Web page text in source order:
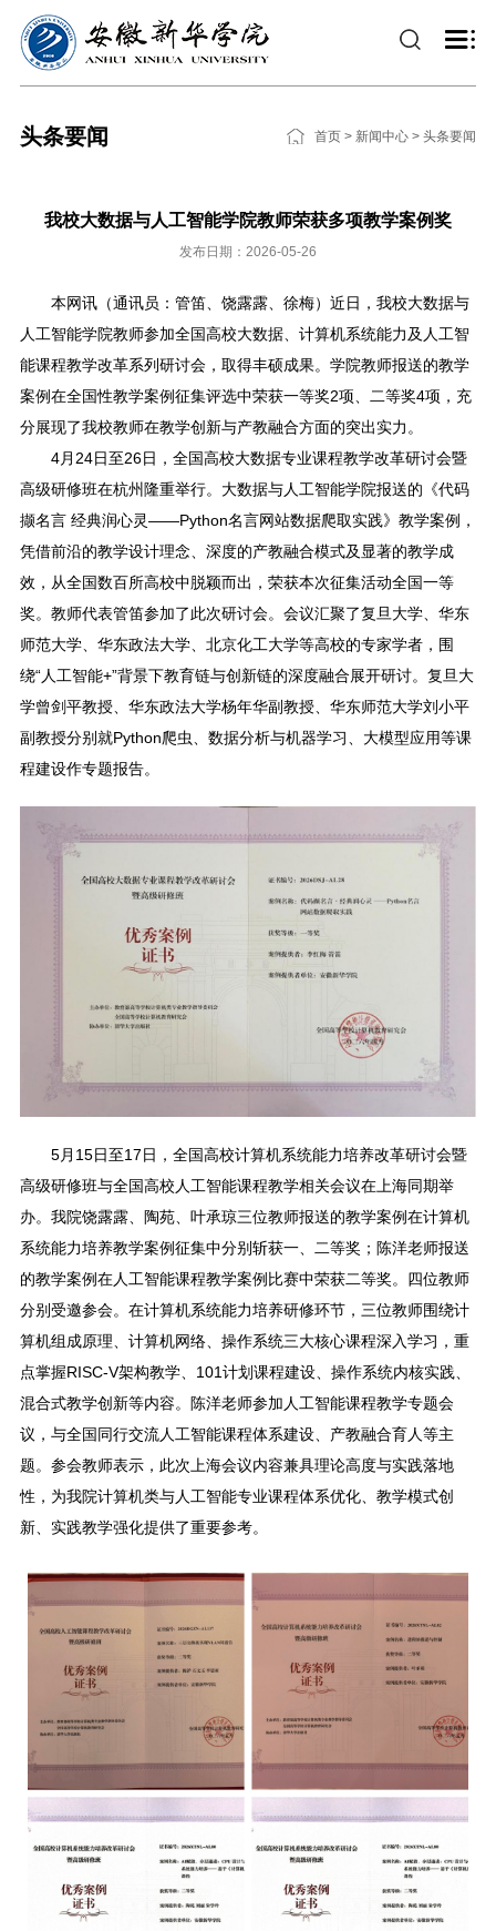
头条要闻 首页 > 新闻中心 >头条要闻
我校大数据与人工智能学院教师荣获多项教学案例奖
发布日期：2026-05-26
本网讯（通讯员：管笛、饶露露、徐梅）近日，我校大数据与
人工智能学院教师参加全国高校大数据、计算机系统能力及人工智
能课程教学改革系列研讨会，取得丰硕成果。学院教师报送的教学
案例在全国性教学案例征集评选中荣获一等奖2项、二等奖4项，充
分展现了我校教师在教学创新与产教融合方面的突出实力。
4月24日至26日，全国高校大数据专业课程教学改革研讨会暨
高级研修班在杭州隆重举行。大数据与人工智能学院报送的《代码
撷名言 经典润心灵——Python名言网站数据爬取实践》教学案例，
凭借前沿的教学设计理念、深度的产教融合模式及显著的教学成
效，从全国数百所高校中脱颖而出，荣获本次征集活动全国一等
奖。教师代表管笛参加了此次研讨会。会议汇聚了复旦大学、华东
师范大学、华东政法大学、北京化工大学等高校的专家学者，围
绕“人工智能+”背景下教育链与创新链的深度融合展开研讨。复旦大
学曾剑平教授、华东政法大学杨年华副教授、华东师范大学刘小平
副教授分别就Python爬虫、数据分析与机器学习、大模型应用等课
程建设作专题报告。
5月15日至17日，全国高校计算机系统能力培养改革研讨会暨
高级研修班与全国高校人工智能课程教学相关会议在上海同期举
办。我院饶露露、陶苑、叶承琼三位教师报送的教学案例在计算机
系统能力培养教学案例征集中分别斩获一、二等奖；陈洋老师报送
的教学案例在人工智能课程教学案例比赛中荣获二等奖。四位教师
分别受邀参会。在计算机系统能力培养研修环节，三位教师围绕计
算机组成原理、计算机网络、操作系统三大核心课程深入学习，重
点掌握RISC-V架构教学、101计划课程建设、操作系统内核实践、
混合式教学创新等内容。陈洋老师参加人工智能课程教学专题会
议，与全国同行交流人工智能课程体系建设、产教融合育人等主
题。参会教师表示，此次上海会议内容兼具理论高度与实践落地
性，为我院计算机类与人工智能专业课程体系优化、教学模式创
新、实践教学强化提供了重要参考。